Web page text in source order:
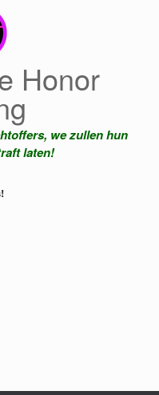
Honor
we zullen hun
laten!